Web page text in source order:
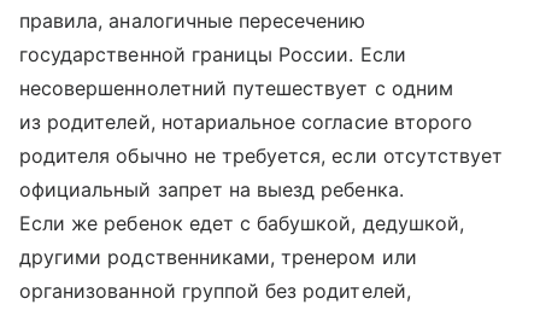
правила, аналогичные пересечению
государственной границы России. Если
несовершеннолетний путешествует с одним
из родителей, нотариальное согласие второго
родителя обычно не требуется, если отсутствует
официальный запрет на выезд ребенка.
Если же ребенок едет с бабушкой, дедушкой,
другими родственниками, тренером или
организованной группой без родителей,